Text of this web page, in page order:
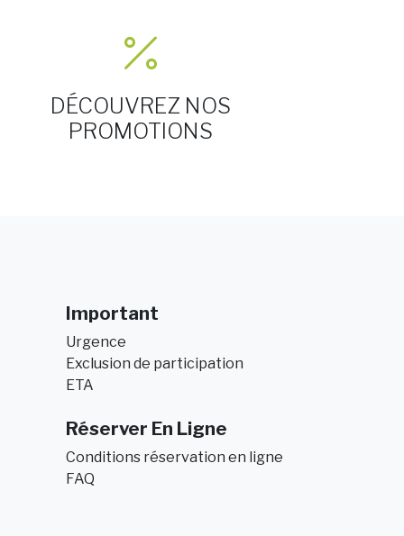
DÉCOUVREZ NOS
PROMOTIONS
Important
Urgence
Exclusion de participation
ETA
Réserver En Ligne
Conditions réservation en ligne
FAQ